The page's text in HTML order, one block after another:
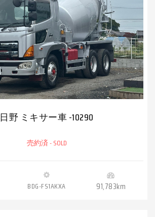
日野 ミキサー車 -10290
売約済 - SOLD
BDG-FS1AKXA 91,783km